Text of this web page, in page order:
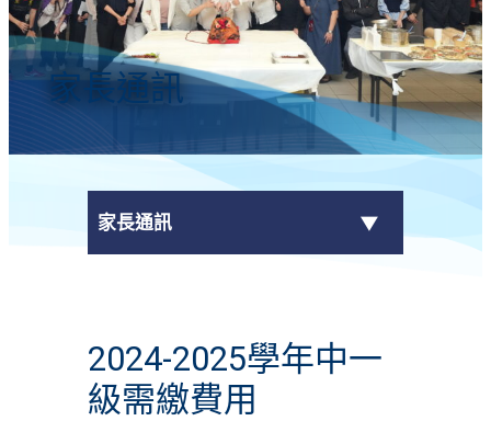
家長通訊
家長通訊
學校通告
2024-2025學年中一
級需繳費用